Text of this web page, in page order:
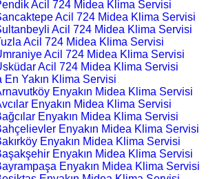
Acil 724 Midea Klima Servisi
Acil 724 Midea Klima Servisi
Acil 724 Midea Klima Servisi
Acil 724 Midea Klima Servisi
Acil 724 Midea Klima Servisi
Acil 724 Midea Klima Servisi
En Yakın Klima Servisi
Enyakın Midea Klima Servisi
Enyakın Midea Klima Servisi
Enyakın Midea Klima Servisi
Enyakın Midea Klima Servisi
Enyakın Midea Klima Servisi
Enyakın Midea Klima Servisi
Enyakın Midea Klima Servisi